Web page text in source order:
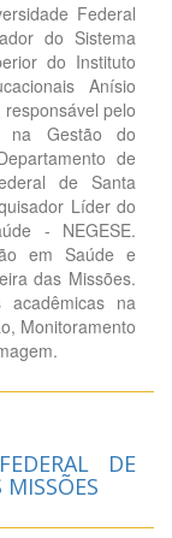
Federal
do Sistema
do Instituto
Anísio
pelo
na Gestão do
de
de Santa
Líder do
- NEGESE.
em Saúde e
das Missões.
acadêmicas na
Monitoramento
DE